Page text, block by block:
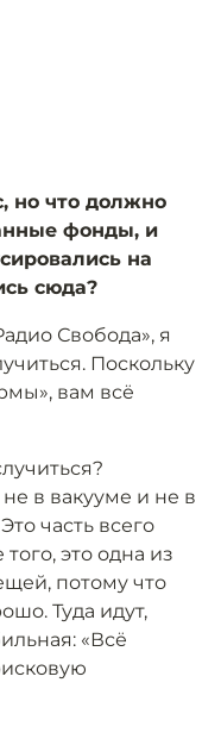
но что должно
фонды, и
на
сюда?
Свобода», я
Поскольку
вам всё
в вакууме и не в
часть всего
это одна из
потому что
Туда идут,
«Всё